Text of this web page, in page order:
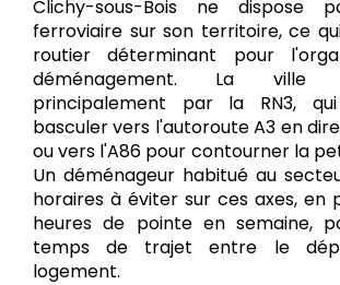
Clichy-sous-Bois ne dispose
ferroviaire sur son territoire, ce
routier déterminant pour
déménagement. La
principalement par la RN3,
basculer vers l'autoroute A3 en
ou vers l'A86 pour contourner la
Un déménageur habitué au
horaires à éviter sur ces axes, en
heures de pointe en semaine,
temps de trajet entre le
logement.